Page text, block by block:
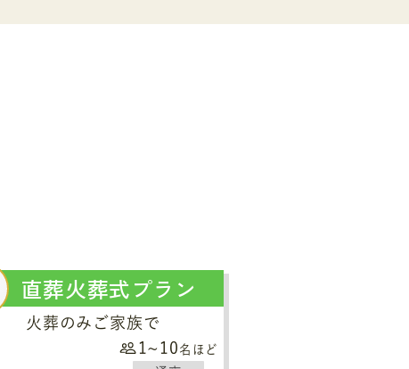
直葬火葬式プラン
火葬のみご家族で
1~10 名ほど